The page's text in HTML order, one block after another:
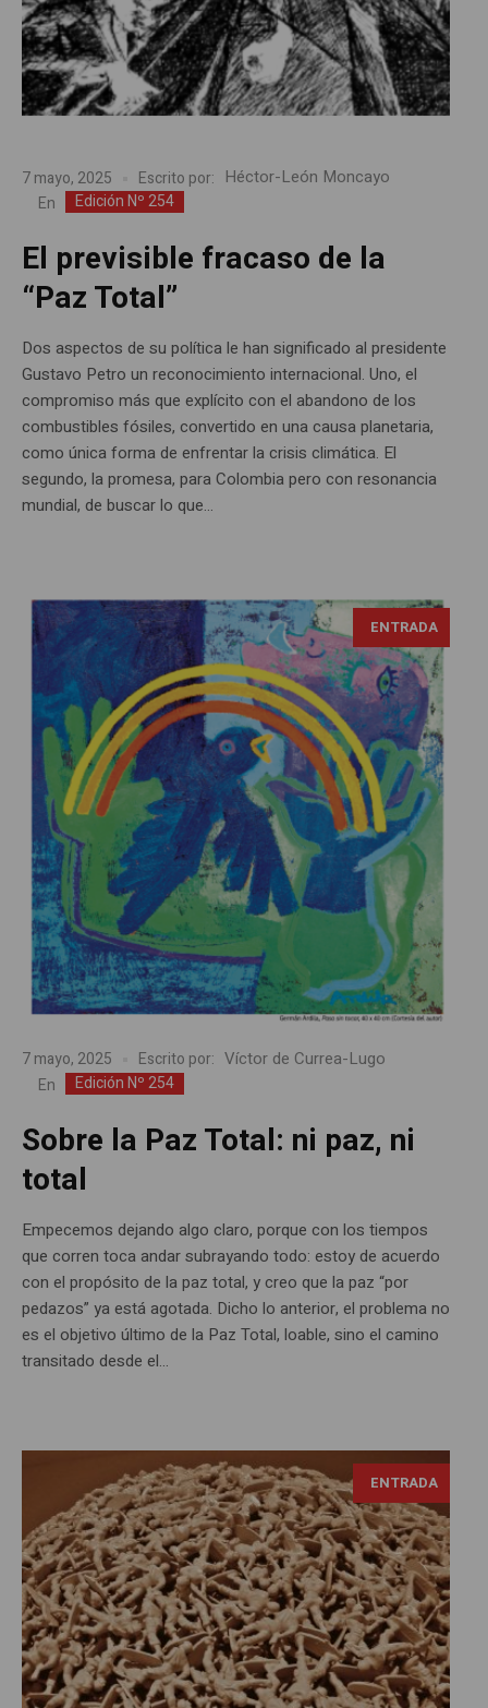
7 mayo, 2025 Escrito por: Héctor-León Moncayo
En Edición Nº 254
El previsible fracaso de la
“Paz Total”
Dos aspectos de su política le han significado al presidente
Gustavo Petro un reconocimiento internacional. Uno, el
compromiso más que explícito con el abandono de los
combustibles fósiles, convertido en una causa planetaria,
como única forma de enfrentar la crisis climática. El
segundo, la promesa, para Colombia pero con resonancia
mundial, de buscar lo que...
ENTRADA
7 mayo, 2025 Escrito por: Víctor de Currea-Lugo
En Edición Nº 254
Sobre la Paz Total: ni paz, ni
total
Empecemos dejando algo claro, porque con los tiempos
que corren toca andar subrayando todo: estoy de acuerdo
con el propósito de la paz total, y creo que la paz “por
pedazos” ya está agotada. Dicho lo anterior, el problema no
es el objetivo último de la Paz Total, loable, sino el camino
transitado desde el...
ENTRADA